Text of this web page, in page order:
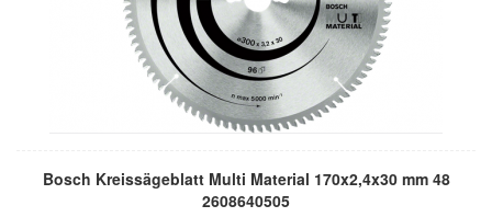
Bosch Kreissägeblatt Multi Material 170x2,4x30 mm 48
2608640505